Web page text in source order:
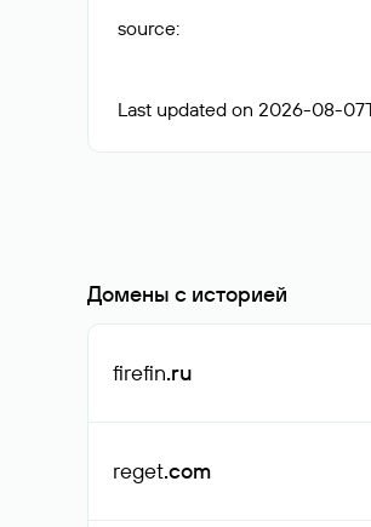
source:
Last updated on 2026-08-
Домены с историей
firefin.ru
reget.com